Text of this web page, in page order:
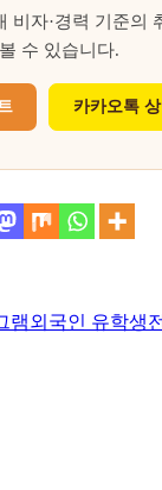
비자·경력 기준의
수 있습니다.
카카오톡
램외국인 유학생